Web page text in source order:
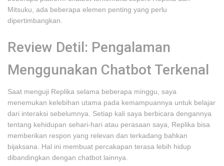
Mitsuku, ada beberapa elemen penting yang perlu
dipertimbangkan.
Review Detil: Pengalaman
Menggunakan Chatbot Terkenal
Saat menguji Replika selama beberapa minggu, saya
menemukan kelebihan utama pada kemampuannya untuk belajar
dari interaksi sebelumnya. Setiap kali saya berbicara dengannya
tentang kehidupan sehari-hari atau perasaan saya, Replika bisa
memberikan respon yang relevan dan terkadang bahkan
bijaksana. Hal ini membuat percakapan terasa lebih hidup
dibandingkan dengan chatbot lainnya.